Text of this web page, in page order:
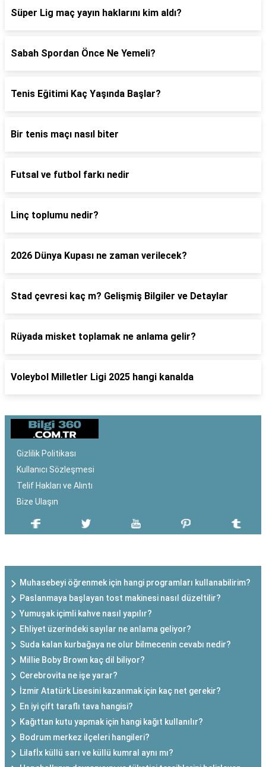
Süper Lig maç yayın haklarını kim aldı?
Sabah Spordan Önce Ne Yemeli?
Tenis Eğitimi Kaç Yaşında Başlar?
Bir tenis maçı nasıl biter
Futsal ve futbol farkı nedir
Linç toplumu nedir?
2026 Dünya Kupası ne zaman verilecek?
Stad çevresi kaç m? Gelişmiş Bilgiler ve Detaylar
Rüyada misket toplamak ne anlama gelir?
Voleybol Milletler Ligi 2025 hangi kanalda
Gizlilik Politikası
Kullanıcı Sözleşmesi
Telif Hakları ve Alıntı
Bize Ulaşın
Muhasebeyi öğrenmek için hangi programları kullanabilirim?
Paslanmaya başlayan tost makinesi nasıl düzeltilir?
Yumuşak içimli kahve nasıl yapılır?
Ehliyet üzerindeki sayılar ne anlama geliyor?
Suda kalan kurbağaya ne olur bilmecenin cevabı nedir?
Millie Boby Brown kaç dil biliyor?
Cerebrovita ne işe yarar?
İzmir Atatürk Lisesini kazanmak için kaç net gerekir?
En iyi çift taraflı tava hangisi?
Kağıttan kutu yapmak için hangi kağıt kullanılır?
Bodrum merkez ilçeleri hangileri?
Lilafİx küllü sarı ve küllü kumral aynı mı?